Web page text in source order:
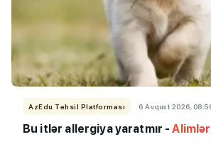
AzEdu Təhsil Platforması 6 Avqust 2026,
Bu itlər allergiya yaratmır -